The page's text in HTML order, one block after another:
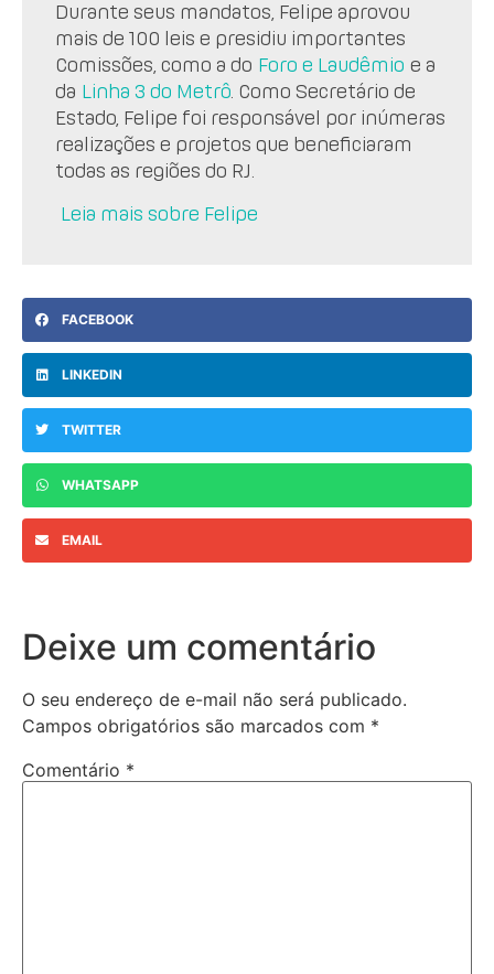
Durante seus mandatos, Felipe aprovou
mais de 100 leis e presidiu importantes
Comissões, como a do Foro e Laudêmio e a
da Linha 3 do Metrô . Como Secretário de
Estado, Felipe foi responsável por inúmeras
realizações e projetos que beneficiaram
todas as regiões do RJ.
Leia mais sobre Felipe
FACEBOOK
LINKEDIN
TWITTER
WHATSAPP
EMAIL
Deixe um comentário
O seu endereço de e-mail não será publicado.
Campos obrigatórios são marcados com *
Comentário *